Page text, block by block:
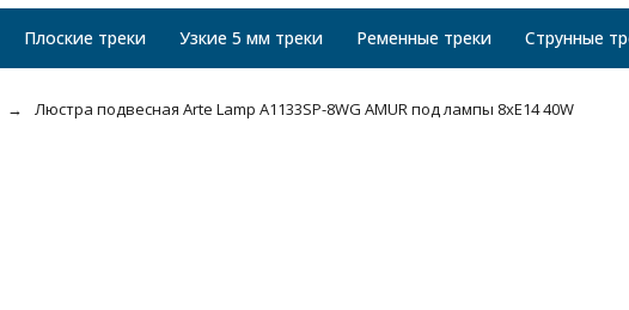
Плоские треки Узкие 5 мм треки Ременные треки Струнные
Люстра подвесная Arte Lamp A1133SP-8WG AMUR под лампы 8xE14 40W